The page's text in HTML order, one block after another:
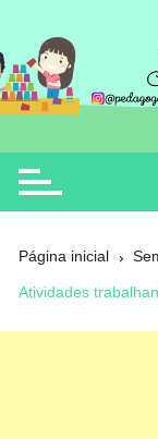
o
conteúdo
Clécia
educação
Página inicial
Atividades